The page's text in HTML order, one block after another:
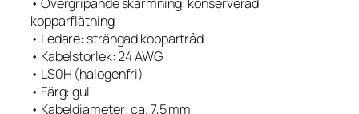
kopparflätning
• Ledare: strängad koppartråd
• Kabelstorlek: 24 AWG
• LS0H (halogenfri)
• Färg: gul
• Kabeldiameter: ca. 7,5 mm